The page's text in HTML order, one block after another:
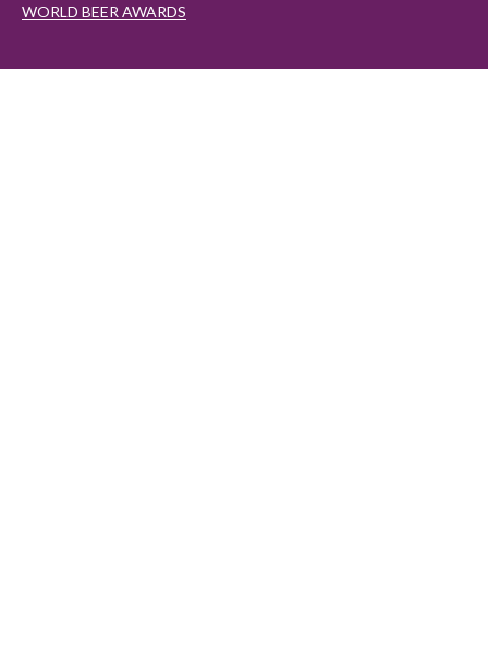
WORLD BEER AWARDS